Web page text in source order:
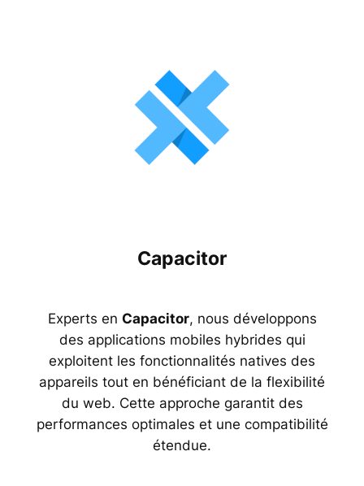
Capacitor
Experts en Capacitor, nous développons
des applications mobiles hybrides qui
exploitent les fonctionnalités natives des
appareils tout en bénéficiant de la flexibilité
du web. Cette approche garantit des
performances optimales et une compatibilité
étendue.